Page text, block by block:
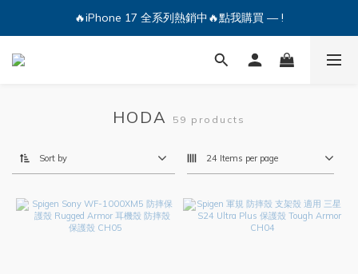
🔥iPhone 17 全系列熱銷中🔥點我購買 — !
🔥iPhone 17 全系列熱銷中🔥點我購買 — !
💕加入Q哥 Line 新好友領優惠券！🎫
HODA 59 products
Sort by 24 Items per page